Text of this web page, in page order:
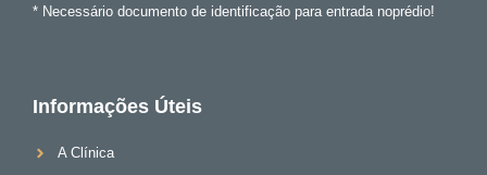
* Necessário documento de identificação para entrada noprédio!
Informações Úteis
A Clínica